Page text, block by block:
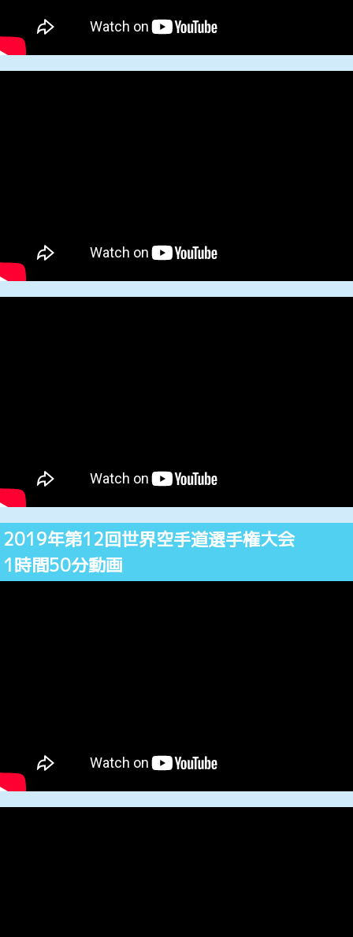
2019年第12回世界空手道選手権大会
1時間50分動画